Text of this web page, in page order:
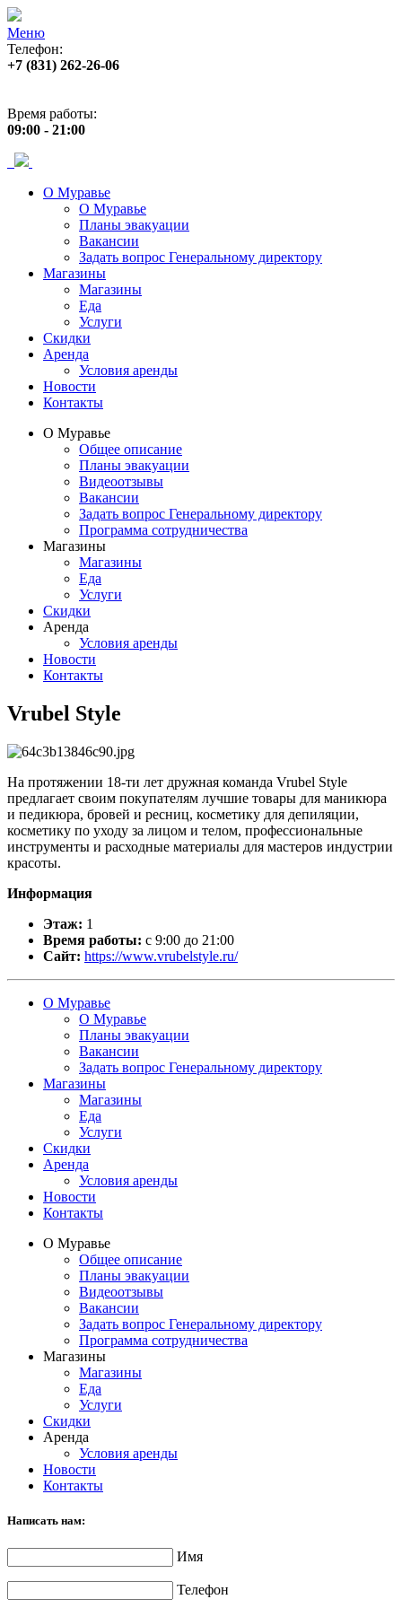
Меню
Телефон:
+7 (831) 262-26-06
Время работы:
09:00 - 21:00
О Муравье
О Муравье
Планы эвакуации
Вакансии
Задать вопрос Генеральному директору
Магазины
Магазины
Еда
Услуги
Скидки
Аренда
Условия аренды
Новости
Контакты
О Муравье
Общее описание
Планы эвакуации
Видеоотзывы
Вакансии
Задать вопрос Генеральному директору
Программа сотрудничества
Магазины
Магазины
Еда
Услуги
Скидки
Аренда
Условия аренды
Новости
Контакты
Vrubel Style
На протяжении 18-ти лет дружная команда Vrubel Style
предлагает своим покупателям лучшие товары для маникюра
и педикюра, бровей и ресниц, косметику для депиляции,
косметику по уходу за лицом и телом, профессиональные
инструменты и расходные материалы для мастеров индустрии
красоты.
Информация
Этаж: 1
Время работы: с 9:00 до 21:00
Сайт: https://www.vrubelstyle.ru/
О Муравье
О Муравье
Планы эвакуации
Вакансии
Задать вопрос Генеральному директору
Магазины
Магазины
Еда
Услуги
Скидки
Аренда
Условия аренды
Новости
Контакты
О Муравье
Общее описание
Планы эвакуации
Видеоотзывы
Вакансии
Задать вопрос Генеральному директору
Программа сотрудничества
Магазины
Магазины
Еда
Услуги
Скидки
Аренда
Условия аренды
Новости
Контакты
Написать нам:
Имя
Телефон